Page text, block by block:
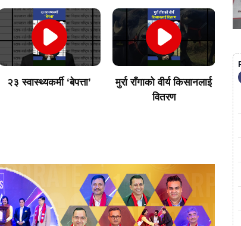
२३ स्वास्थ्यकर्मी ‘बेपत्ता’
मुर्रा राँगाको वीर्य किसानलाई
वितरण